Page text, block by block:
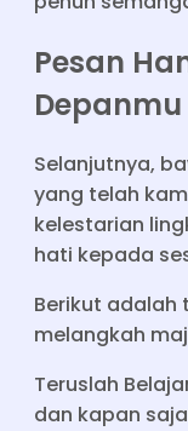
Pesan
Depanmu
Selanjutnya,
yang telah
kelestarian
hati kepada
Berikut adalah
melangkah
Teruslah
dan kapan